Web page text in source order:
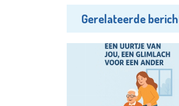
Gerelateerde